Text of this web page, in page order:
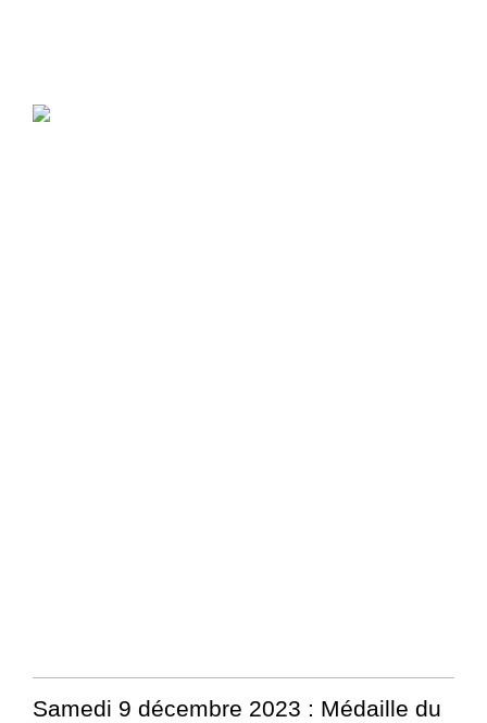
Samedi 9 décembre 2023 : Médaille du